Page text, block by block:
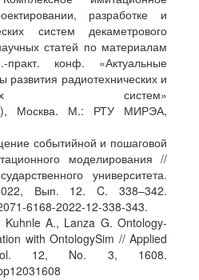
разработке и
систем декаметрового
статей по материалам
конф. «Актуальные
развития радиотехнических и
систем»
Москва. М.: РТУ МИРЭА,
событийной и пошаговой
моделирования //
университета.
Вып. 12. C. 338–342.
6168-2022-12-338-343.
A., Lanza G. Ontology-
with OntologySim // Applied
12, No. 3, 1608.